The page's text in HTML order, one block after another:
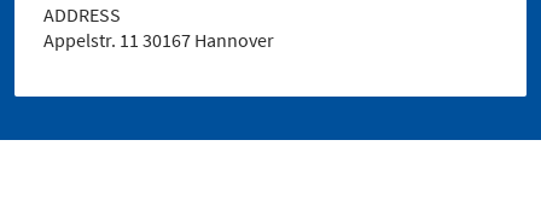
ADDRESS
Appelstr. 11 30167 Hannover